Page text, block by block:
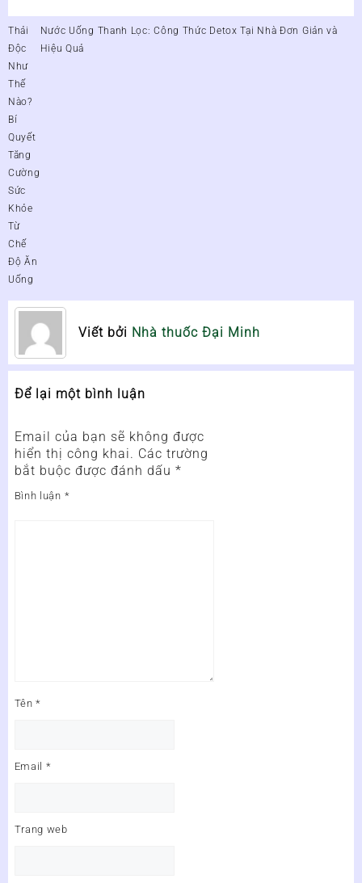
Điều
hướng
bài
viết
Thải
Độc
Như
Thế
Nào?
Bí
Quyết
Tăng
Cường
Sức
Khỏe
Từ
Chế
Độ Ăn
Uống
Nước Uống Thanh Lọc: Công Thức Detox Tại Nhà Đơn Giản và
Hiệu Quả
Viết bởi Nhà thuốc Đại Minh
Để lại một bình luận
Email của bạn sẽ không được
hiển thị công khai. Các trường
bắt buộc được đánh dấu *
Bình luận *
Tên*
Email *
Trang web